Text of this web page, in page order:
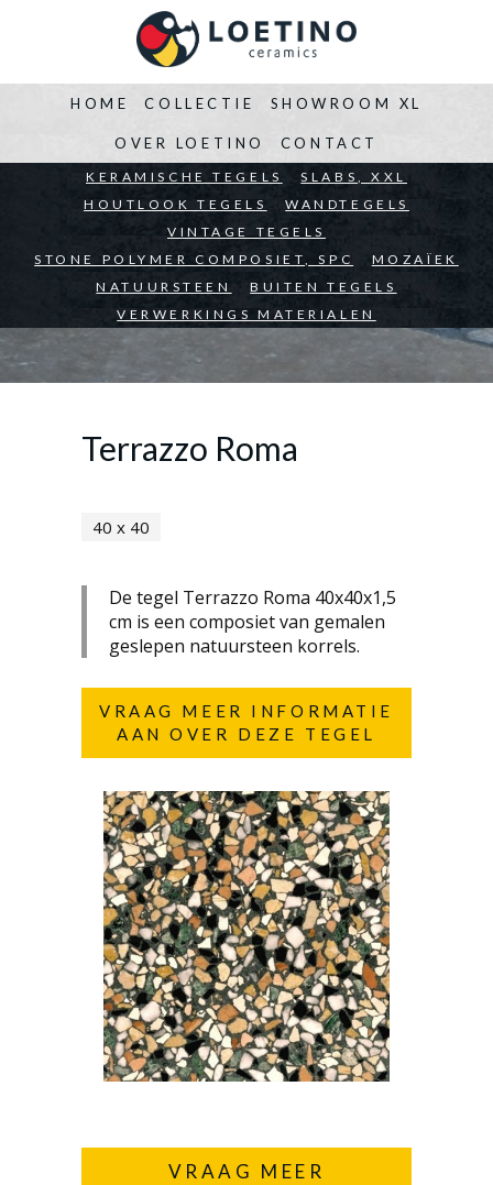
HOME
BEDRIJVEN ARCHITECTEN PARTICULIEREN
COLLECTIE
KERAMISCHE TEGELS
SLABS, XXL
HOUTLOOK TEGELS
WANDTEGELS
VINTAGE TEGELS
STONE POLYMER COMPOSIET, SPC
MOZAÏEK
NATUURSTEEN
BUITEN TEGELS
VERWERKINGS MATERIALEN
SHOWROOM XL
OVER LOETINO CONTACT
Terrazzo Roma
40 x 40
De tegel Terrazzo Roma 40x40x1,5
cm is een composiet van gemalen
geslepen natuursteen korrels.
VRAAG MEER INFORMATIE
AAN OVER DEZE TEGEL
VRAAG MEER